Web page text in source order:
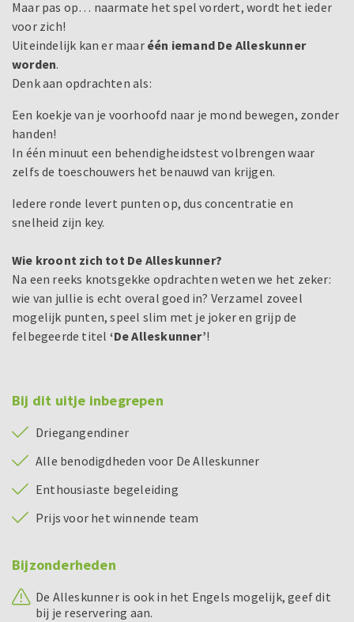
Maar pas op… naarmate het spel vordert, wordt het ieder
voor zich!
Uiteindelijk kan er maar één iemand De Alleskunner
worden.
Denk aan opdrachten als:
Een koekje van je voorhoofd naar je mond bewegen, zonder
handen!
In één minuut een behendigheidstest volbrengen waar
zelfs de toeschouwers het benauwd van krijgen.
Iedere ronde levert punten op, dus concentratie en
snelheid zijn key.
Wie kroont zich tot De Alleskunner?
Na een reeks knotsgekke opdrachten weten we het zeker:
wie van jullie is echt overal goed in? Verzamel zoveel
mogelijk punten, speel slim met je joker en grijp de
felbegeerde titel ‘De Alleskunner’!
Bij dit uitje inbegrepen
Driegangendiner
Alle benodigdheden voor De Alleskunner
Enthousiaste begeleiding
Prijs voor het winnende team
Bijzonderheden
De Alleskunner is ook in het Engels mogelijk, geef dit
bij je reservering aan.